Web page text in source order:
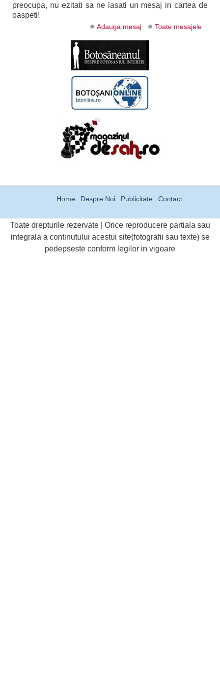
preocupa, nu ezitati sa ne lasati un mesaj in cartea de
oaspeti!
Adauga mesaj Toate mesajele
Home Despre Noi Publicitate Contact
Toate drepturile rezervate | Orice reproducere partiala sau
integrala a continutului acestui site(fotografii sau texte) se
pedepseste conform legilor in vigoare